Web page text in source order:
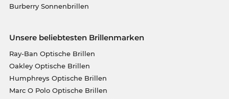
Burberry Sonnenbrillen
Unsere beliebtesten Brillenmarken
Ray-Ban Optische Brillen
Oakley Optische Brillen
Humphreys Optische Brillen
Marc O Polo Optische Brillen